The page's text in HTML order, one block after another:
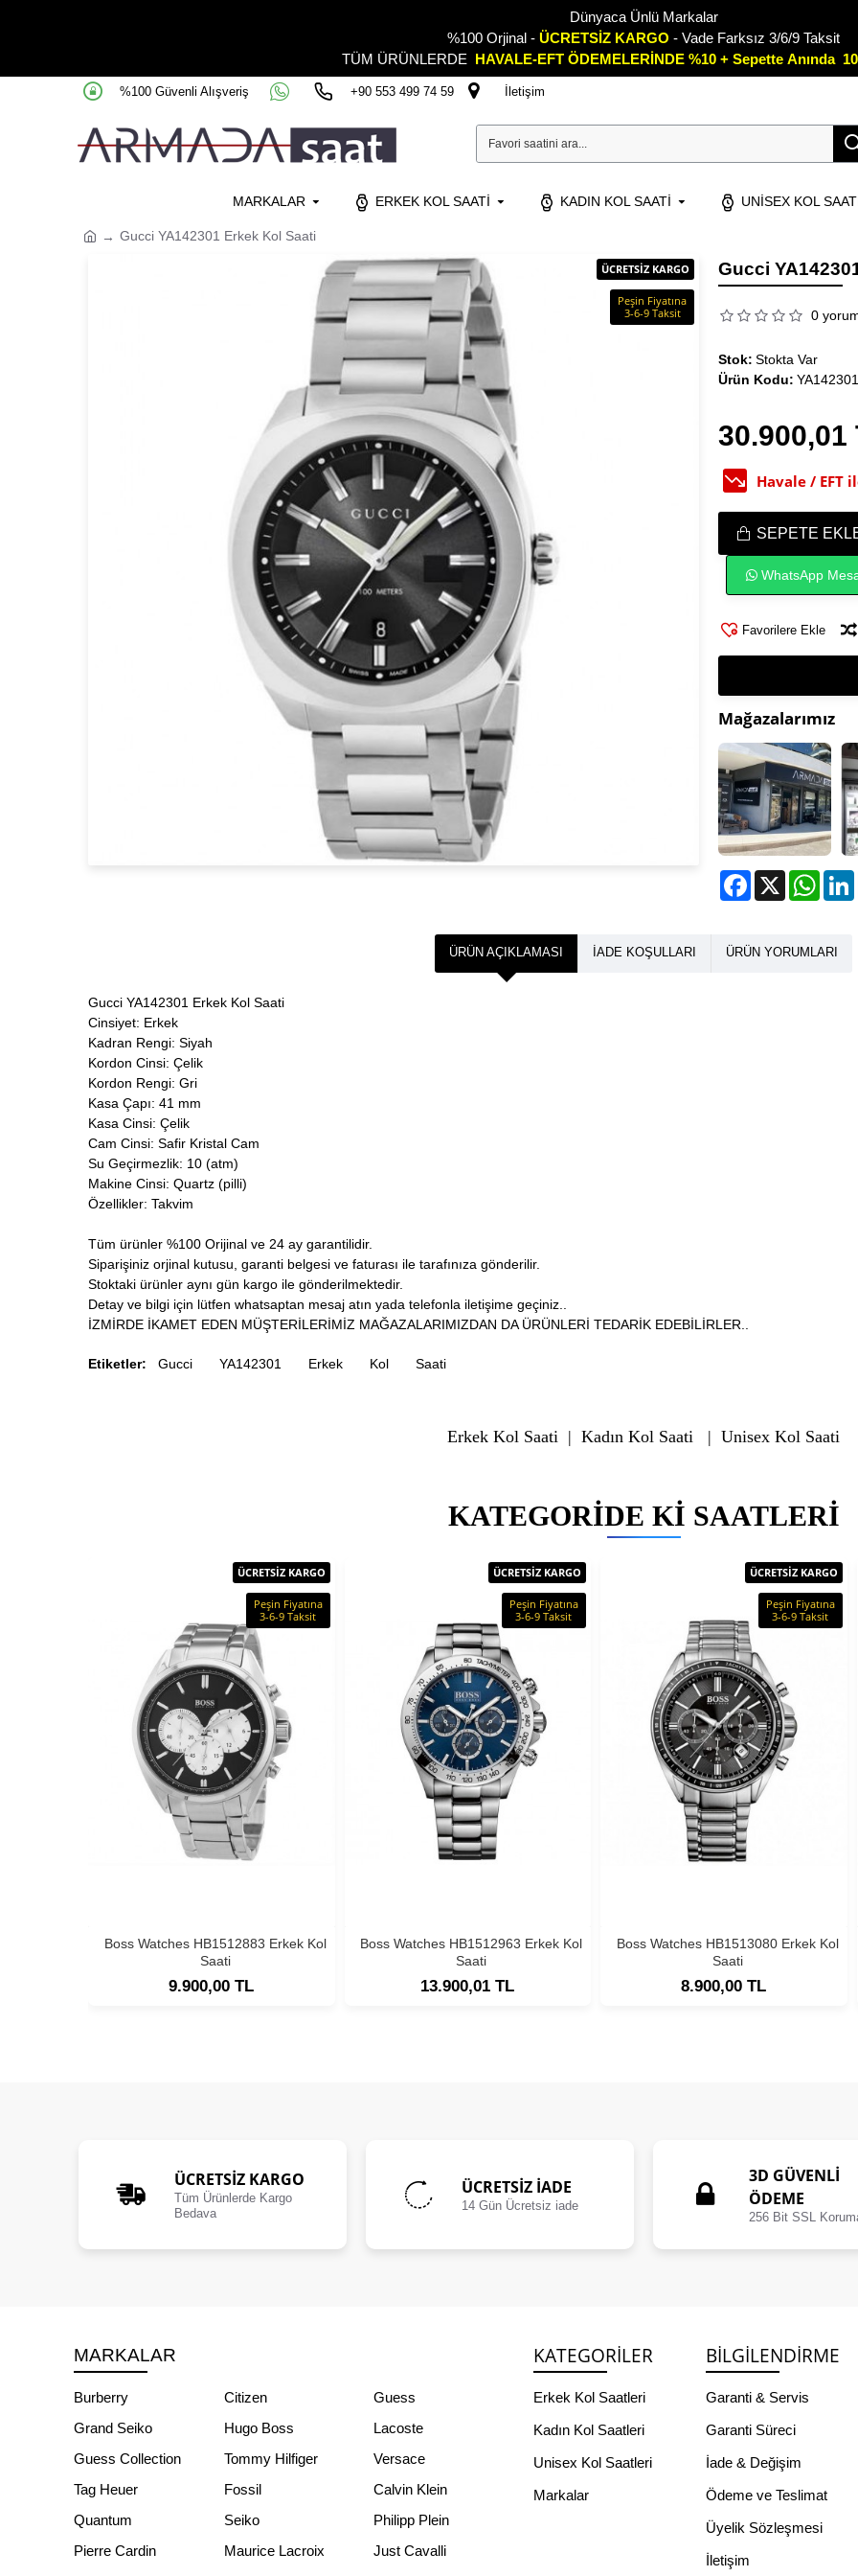
Dünyaca Ünlü Markalar
%100 Orjinal - ÜCRETSİZ KARGO - Vade Farksız 3/6/9 Taksit
TÜM ÜRÜNLERDE HAVALE-EFT ÖDEMELERİNDE %10 + Sepette Anında
%100 Güvenli Alışveriş +90 553 499 74 59 İletişim
MARKALAR ERKEK KOL SAATI KADIN KOL SAATI UNISEX KOL
Gucci YA142301 Erkek Kol Saati
ÜCRETSİZ KARGO
Peşin Fiyatına
3-6-9 Taksit
Gucci
0
30.900,01
Havale / EFT
Stok: Stokta Var
Ürün Kodu: YA142301
SEPETE
WhatsApp
Favorilere Ekle
Mağazalarımız
Facebook
X
ÜRÜN AÇIKLAMASI İADE KOŞULLARI ÜRÜN YORUMLARI
Gucci YA142301 Erkek Kol Saati
Cinsiyet: Erkek
Kadran Rengi: Siyah
Kordon Cinsi: Çelik
Kordon Rengi: Gri
Kasa Çapı: 41 mm
Kasa Cinsi: Çelik
Cam Cinsi: Safir Kristal Cam
Su Geçirmezlik: 10 (atm)
Makine Cinsi: Quartz (pilli)
Özellikler: Takvim
Tüm ürünler %100 Orijinal ve 24 ay garantilidir.
Siparişiniz orjinal kutusu, garanti belgesi ve faturası ile tarafınıza gönderilir.
Stoktaki ürünler aynı gün kargo ile gönderilmektedir.
Detay ve bilgi için lütfen whatsaptan mesaj atın yada telefonla iletişime geçiniz..
İZMİRDE İKAMET EDEN MÜŞTERİLERİMİZ MAĞAZALARIMIZDAN DA ÜRÜNLERİ TEDARİK EDEBİLİRLER..
Etiketler: Gucci YA142301 Erkek Kol Saati
Erkek Kol Saati | Kadın Kol Saati | Unisex Kol Saati
KATEGORIDE KI SAATLERI
ÜCRETSİZ KARGO
Peşin Fiyatına
3-6-9 Taksit
Boss Watches HB1512883 Erkek Kol
Saati
9.900,00 TL
ÜCRETSİZ KARGO
Peşin Fiyatına
3-6-9 Taksit
Boss Watches HB1512963 Erkek Kol
Saati
13.900,01 TL
ÜCRETSİZ KARGO
Peşin Fiyatına
3-6-9 Taksit
Boss Watches HB1513080 Erkek Kol
Saati
8.900,00 TL
ÜCRETSIZ KARGO
Tüm Ürünlerde Kargo
Bedava
ÜCRETSIZ İADE
14 Gün Ücretsiz iade
3D GÜVENLİ
ÖDEME
256 Bit SSL
MARKALAR
Burberry Citizen
Guess
Grand Seiko
Hugo Boss
Lacoste
Guess Collection
Tommy Hilfiger
Versace
Tag Heuer
Fossil
Calvin Klein
Quantum
Seiko
Philipp Plein
Pierre Cardin
Maurice Lacroix
Just Cavalli
KATEGORILER
Erkek Kol Saatleri
Kadın Kol Saatleri
Unisex Kol Saatleri
Markalar
BILGILENDIRME
Garanti & Servis
Garanti Süreci
İade & Değişim
Ödeme ve Teslimat
Üyelik Sözleşmesi
İletişim